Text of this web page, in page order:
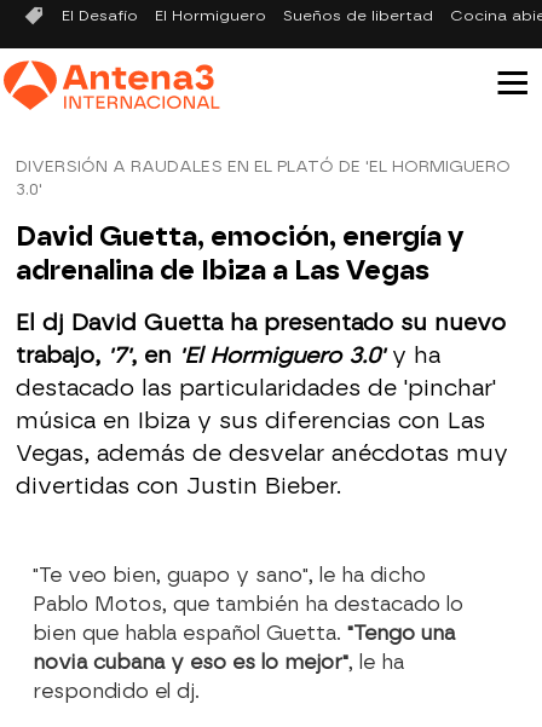
El Desafío El Hormiguero Sueños de libertad Cocina
DIVERSIÓN A RAUDALES EN EL PLATÓ DE 'EL HORMIGUERO
3.0'
David Guetta, emoción, energía y
adrenalina de Ibiza a Las Vegas
El dj David Guetta ha presentado su nuevo
trabajo,'7', en 'El Hormiguero 3.0'y ha
destacado las particularidades de 'pinchar'
música en Ibiza y sus diferencias con Las
Vegas, además de desvelar anécdotas muy
divertidas con Justin Bieber.
"Te veo bien, guapo y sano", le ha dicho
Pablo Motos, que también ha destacado lo
bien que habla español Guetta."Tengo una
novia cubana y eso es lo mejor", le ha
respondido el dj.